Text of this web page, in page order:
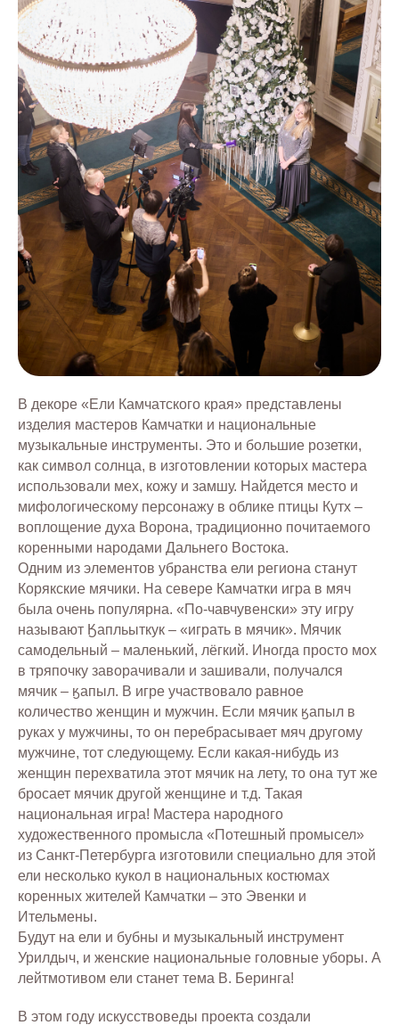
В декоре «Ели Камчатского края» представлены
изделия мастеров Камчатки и национальные
музыкальные инструменты. Это и большие розетки,
как символ солнца, в изготовлении которых мастера
использовали мех, кожу и замшу. Найдется место и
мифологическому персонажу в облике птицы Кутх –
воплощение духа Ворона, традиционно почитаемого
коренными народами Дальнего Востока.
Одним из элементов убранства ели региона станут
Корякские мячики. На севере Камчатки игра в мяч
была очень популярна. «По-чавчувенски» эту игру
называют Ӄапльыткук – «играть в мячик». Мячик
самодельный – маленький, лёгкий. Иногда просто мох
в тряпочку заворачивали и зашивали, получался
мячик – ӄапыл. В игре участвовало равное
количество женщин и мужчин. Если мячик ӄапыл в
руках у мужчины, то он перебрасывает мяч другому
мужчине, тот следующему. Если какая-нибудь из
женщин перехватила этот мячик на лету, то она тут же
бросает мячик другой женщине и т.д. Такая
национальная игра! Мастера народного
художественного промысла «Потешный промысел»
из Санкт-Петербурга изготовили специально для этой
ели несколько кукол в национальных костюмах
коренных жителей Камчатки – это Эвенки и
Ительмены.
Будут на ели и бубны и музыкальный инструмент
Урилдыч, и женские национальные головные уборы. А
лейтмотивом ели станет тема В. Беринга!
В этом году искусствоведы проекта создали